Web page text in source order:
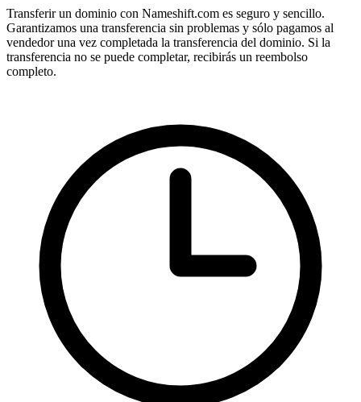
Transferir un dominio con Nameshift.com es seguro y sencillo.
Garantizamos una transferencia sin problemas y sólo pagamos al
vendedor una vez completada la transferencia del dominio. Si la
transferencia no se puede completar, recibirás un reembolso
completo.